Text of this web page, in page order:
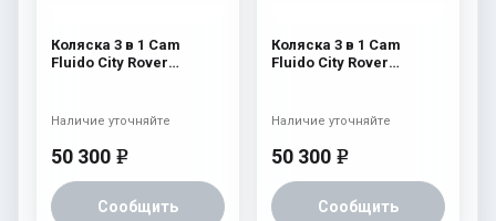
Коляска 3 в 1 Cam
Fluido City Rover
50 300 e
Сообщить
Наличие уточняйте
Коляска 3 в 1 Cam
Fluido City Rover
50 300 e
Сообщить
Наличие уточняйте